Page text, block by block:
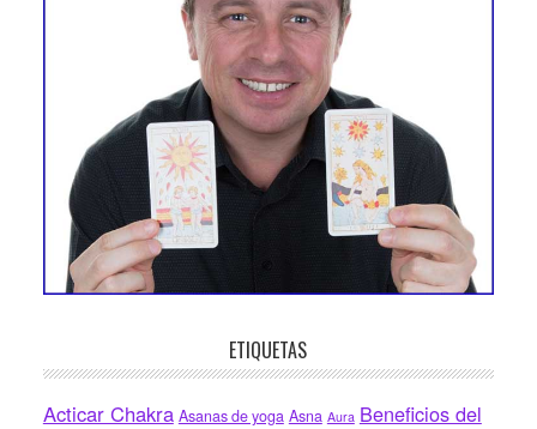
ETIQUETAS
Acticar Chakra Asanas de yoga Asna Aura Beneficios del